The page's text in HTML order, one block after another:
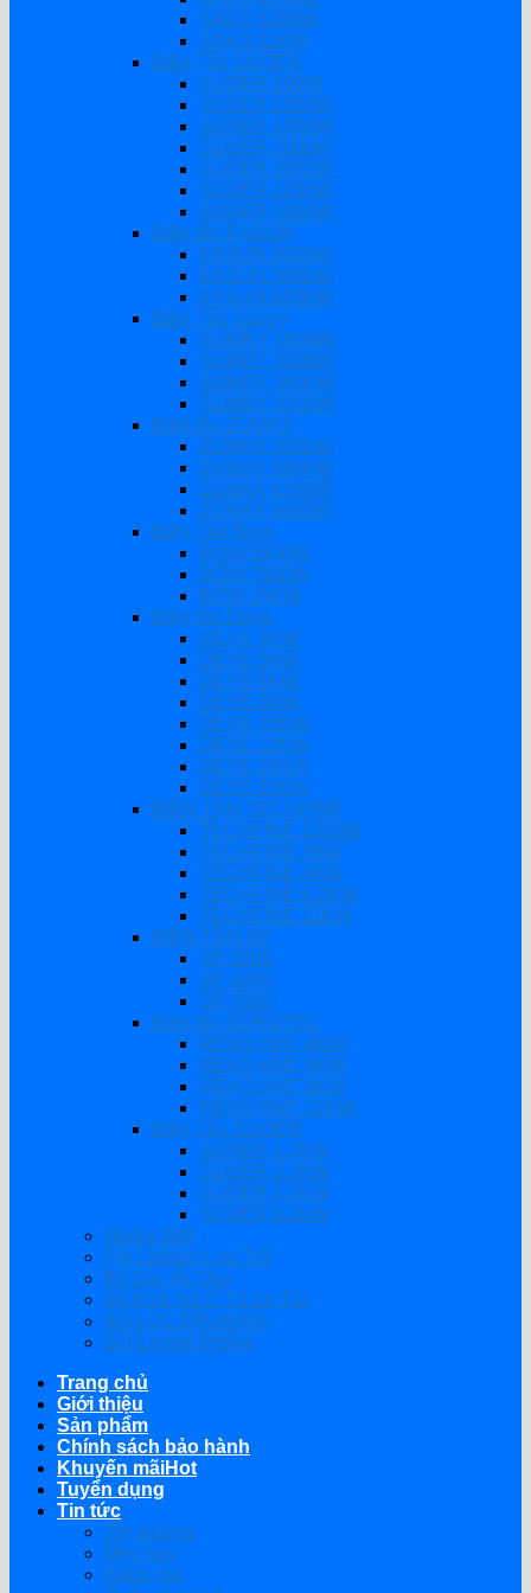
SAKO 6200W
SAKO 11KW
Biến Tần SUOER
SUOER 500W
SUOER 1000W
SUOER 1500W
SUOER 2000W
SUOER 3000W
SUOER 3200W
SUOER 5000W
Biến tần EASUN
EASUN 3000W
EASUN 3800W
EASUN 6200W
Biến Tần Sumry
SUMRY 1800W
SUMRY 3000W
SUMRY 3800W
SUMRY 6200W
Biến tần ZUMAX
ZUMAX 3000W
ZUMAX 5500W
ZUMAX 6200W
ZUMAX 6600W
Biến Tần Bơm
BƠM 5500W
BƠM 7500W
BƠM 15KW
Biến tần Deye
DEYE 3KW
DEYE 5KW
DEYE 6KW
DEYE 8KW
DEYE 10KW
DEYE 12KW
DEYE 16KW
DEYE 20KW
BIẾN TẦN TECHFINE
TECHFINE 1200W
TECHFINE 3KW
TECHFINE 4KW
TECHFINE 6.2KW
TECHFINE 11KW
BIẾN TẦN SP
SP 3200
SP 4200
SP 7000
Biến tần SOROTEC
REVO HMT 4KW
REVO HMT 6KW
REVO HMT 8KW
REVO HMT 11KW
Biến Tần SUOER
SUOER 2.2KW
SUOER 3.2KW
SUOER 4.2KW
SUOER 6.2KW
Modul Wifi
Pin Lithium Lưu Trữ
Bộ Sạc Ắc Quy
Bộ Kích Nổ Ô Tô Xe Tải
BỘ LỌC ĐĨA ARKA
BỘ CHÂM PHÂN
Trang chủ
Giới thiệu
Sản phẩm
Chính sách bảo hành
Khuyến mãi
Tuyển dụng
Tin tức
Thị trường
Mẹo hay
Đánh giá